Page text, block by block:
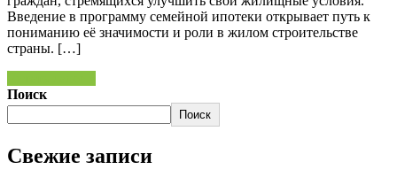
Введение в программу семейной ипотеки открывает путь к
пониманию её значимости и роли в жилом строительстве
страны. […]
Поиск
Поиск
Свежие записи